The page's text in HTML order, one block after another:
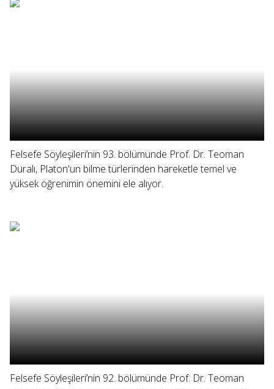
Felsefe Söyleşileri’nin 93. bölümünde Prof. Dr. Teoman
Duralı, Platon'un bilme türlerinden hareketle temel ve
yüksek öğrenimin önemini ele alıyor.
Felsefe Söyleşileri’nin 92. bölümünde Prof. Dr. Teoman